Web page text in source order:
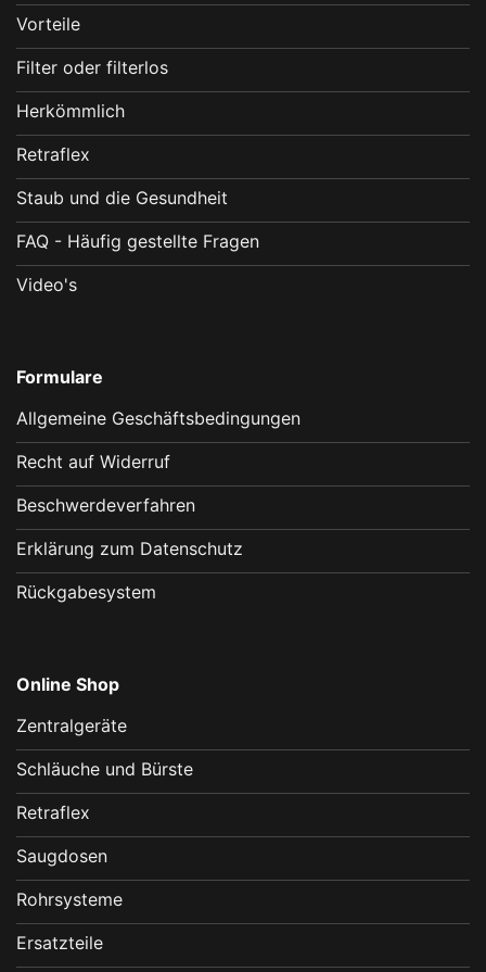
Vorteile
Filter oder filterlos
Herkömmlich
Retraflex
Staub und die Gesundheit
FAQ - Häufig gestellte Fragen
Video's
Formulare
Allgemeine Geschäftsbedingungen
Recht auf Widerruf
Beschwerdeverfahren
Erklärung zum Datenschutz
Rückgabesystem
Online Shop
Zentralgeräte
Schläuche und Bürste
Retraflex
Saugdosen
Rohrsysteme
Ersatzteile